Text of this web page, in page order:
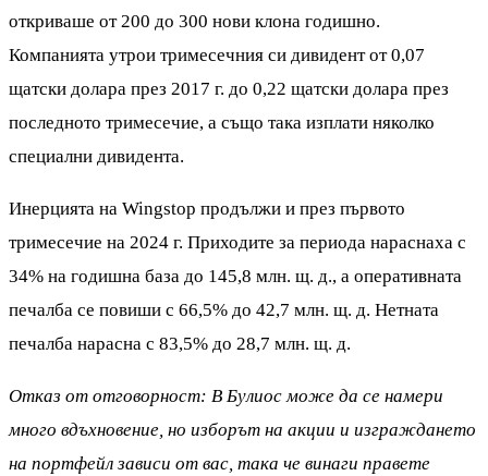
откриваше от 200 до 300 нови клона годишно.
Компанията утрои тримесечния си дивидент от 0,07
щатски долара през 2017 г. до 0,22 щатски долара през
последното тримесечие, а също така изплати няколко
специални дивидента.
Инерцията на Wingstop продължи и през първото
тримесечие на 2024 г. Приходите за периода нараснаха с
34% на годишна база до 145,8 млн. щ. д., а оперативната
печалба се повиши с 66,5% до 42,7 млн. щ. д. Нетната
печалба нарасна с 83,5% до 28,7 млн. щ. д.
Отказ от отговорност: В Булиос може да се намери
много вдъхновение, но изборът на акции и изграждането
на портфейл зависи от вас, така че винаги правете